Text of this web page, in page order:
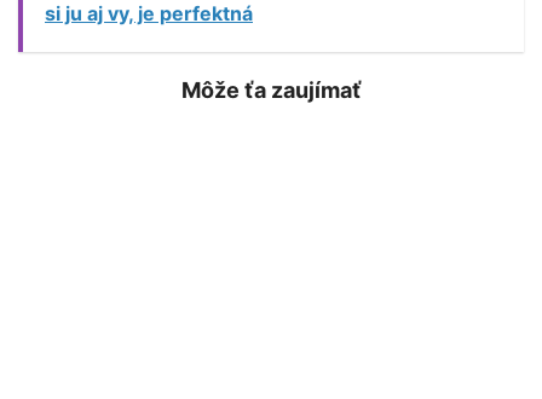
si ju aj vy, je perfektná
Môže ťa zaujímať